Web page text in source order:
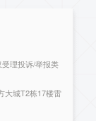
理投诉/举报类
大城T2栋17楼雷